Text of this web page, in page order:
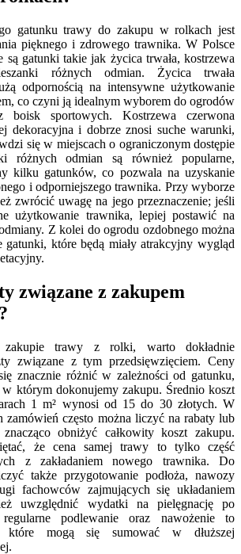
gatunku trawy do zakupu w rolkach jest
pięknego i zdrowego trawnika. W Polsce
są gatunki takie jak życica trwała, kostrzewa
różnych odmian. Życica trwała
odpornością na intensywne użytkowanie
co czyni ją idealnym wyborem do ogrodów
boisk sportowych. Kostrzewa czerwona
dekoracyjna i dobrze znosi suche warunki,
się w miejscach o ograniczonym dostępie
różnych odmian są również popularne,
kilku gatunków, co pozwala na uzyskanie
i odporniejszego trawnika. Przy wyborze
zwrócić uwagę na jego przeznaczenie; jeśli
użytkowanie trawnika, lepiej postawić na
Z kolei do ogrodu ozdobnego można
gatunki, które będą miały atrakcyjny wygląd
związane z zakupem
trawy z rolki, warto dokładnie
związane z tym przedsięwzięciem. Ceny
znacznie różnić w zależności od gatunku,
którym dokonujemy zakupu. Średnio koszt
1 m² wynosi od 15 do 30 złotych. W
zamówień często można liczyć na rabaty lub
obniżyć całkowity koszt zakupu.
że cena samej trawy to tylko część
z zakładaniem nowego trawnika. Do
także przygotowanie podłoża, nawozy
fachowców zajmujących się układaniem
uwzględnić wydatki na pielęgnację po
podlewanie oraz nawożenie to
które mogą się sumować w dłuższej